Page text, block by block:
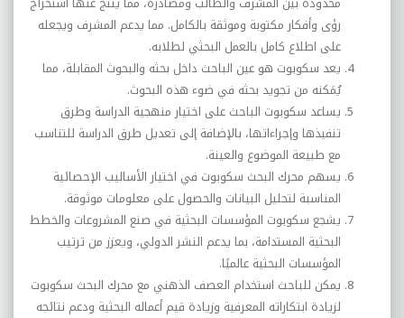
رؤى وأفكار مكتوبة وموثقة بالكامل. مما يدعم المشرف ويجعله
على اطلاع كامل بالعمل البحثي لطلابه.
يعد سكوبوت هو عين الباحث داخل بحثه والبحوث المقابلة، مما
يُمَكنه من تجويد بحثه في ضوء هذه البحوث.
يساعد سكوبوت الباحث على اختيار منهجية الدراسة وطرق
تنفيذها وإجراءاتها، بالإضافة إلى تعديل طرق الدراسة للتناسب
مع طبيعة الموضوع والعينة.
يسهم محرك البحث سكوبوت في اختيار الأساليب الإحصائية
المناسبة لتحليل البيانات والحصول على معلومات موثوقة.
يشجع سكوبوت المؤسسات البحثية في صنع المشروعات والخطط
البحثية المستدامة، بما يدعم النشر الدولي، ويعزز من ترتيب
المؤسسات البحثية عالميًا.
يمكن للباحث استخدام العصف الذهني مع محرك البحث سكوبوت
لزيادة ابتكاراته المعرفية وزيادة قيم أعماله البحثية ودعم نتائجه